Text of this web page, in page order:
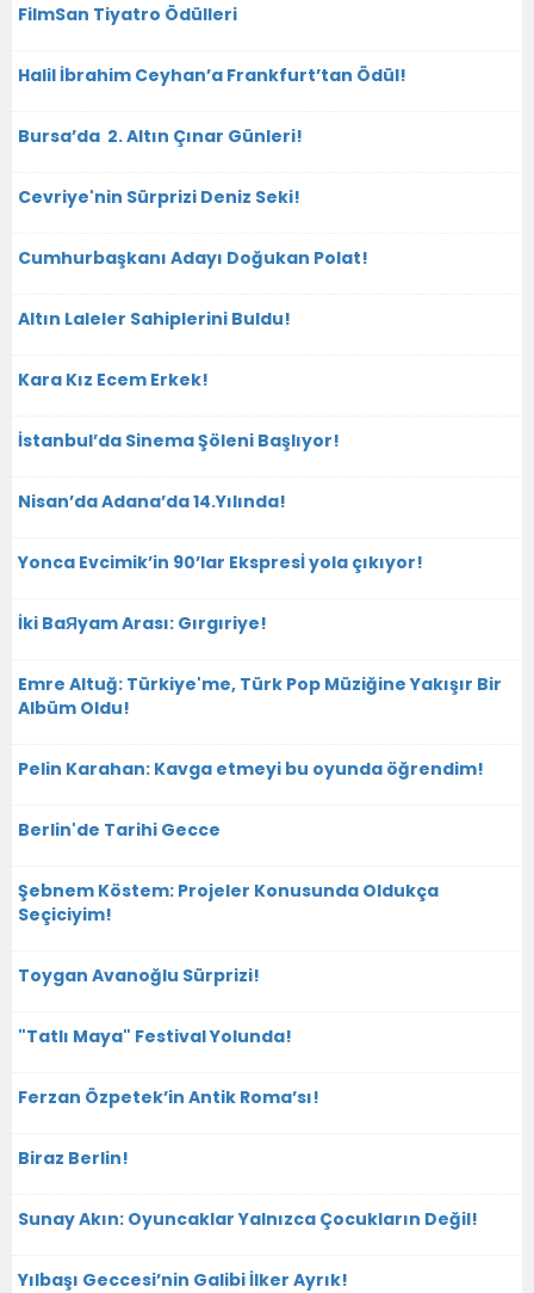
FilmSan Tiyatro Ödülleri
Halil İbrahim Ceyhan’a Frankfurt’tan Ödül!
Bursa’da 2. Altın Çınar Günleri!
Cevriye'nin Sürprizi Deniz Seki!
Cumhurbaşkanı Adayı Doğukan Polat!
Altın Laleler Sahiplerini Buldu!
Kara Kız Ecem Erkek!
İstanbul’da Sinema Şöleni Başlıyor!
Nisan’da Adana’da 14.Yılında!
Yonca Evcimik’in 90’lar Ekspresİ yola çıkıyor!
İki BaЯyam Arası: Gırgıriye!
Emre Altuğ: Türkiye'me, Türk Pop Müziğine Yakışır Bir
Albüm Oldu!
Pelin Karahan: Kavga etmeyi bu oyunda öğrendim!
Berlin'de Tarihi Gecce
Şebnem Köstem: Projeler Konusunda Oldukça
Seçiciyim!
Toygan Avanoğlu Sürprizi!
"Tatlı Maya" Festival Yolunda!
Ferzan Özpetek’in Antik Roma’sı!
Biraz Berlin!
Sunay Akın: Oyuncaklar Yalnızca Çocukların Değil!
Yılbaşı Geccesi’nin Galibi İlker Ayrık!